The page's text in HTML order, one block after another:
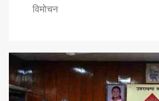
विमोचन